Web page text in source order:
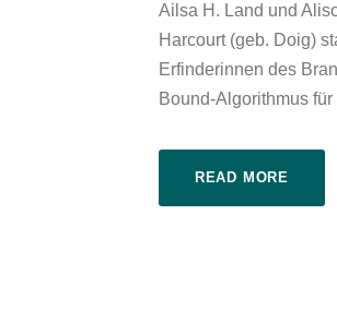
Ailsa H. Land und
Harcourt (geb. Doig)
Erfinderinnen des
Bound-Algorithmus für
READ MORE